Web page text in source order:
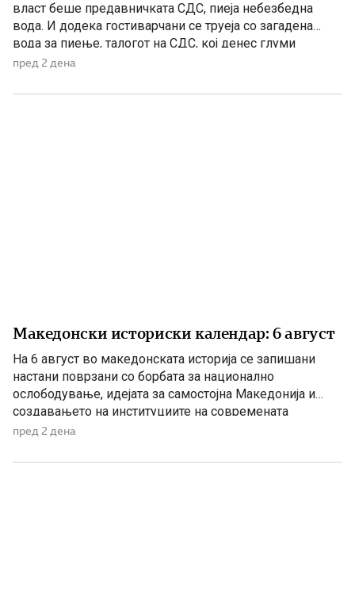
власт беше предавничката СДС, пиеја небезбедна
вода. И додека гостиварчани се труеја со загадена
вода за пиење, талогот на СДС, кој денес глуми
загриженост, само за да ќари некој беден политички
анализи, во повеќе наврати во гостиварскиот
пред 2 дена
Македонски историски календар: 6 август
На 6 август во македонската историја се запишани
настани поврзани со борбата за национално
ослободување, идејата за самостојна Македонија и
создавањето на институциите на современата
македонска држава. 1875 – Роден е Григорие Хаџи
Григорие Хаџи Ташковиќ – македонски револуционер,
пред 2 дена